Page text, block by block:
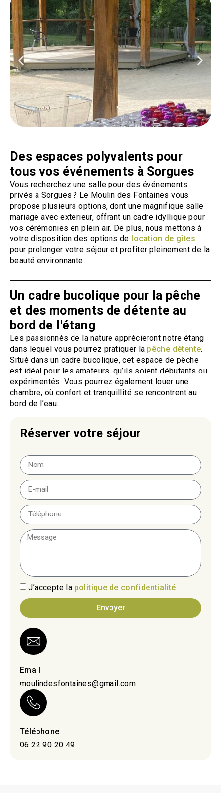
Des espaces polyvalents pour
tous vos événements à Sorgues
Vous recherchez une salle pour des événements
privés à Sorgues ? Le Moulin des Fontaines vous
propose plusieurs options, dont une magnifique salle
mariage avec extérieur, offrant un cadre idyllique pour
vos cérémonies en plein air. De plus, nous mettons à
votre disposition des options de location de gîtes
pour prolonger votre séjour et profiter pleinement de la
beauté environnante.
Un cadre bucolique pour la pêche
et des moments de détente au
bord de l'étang
Les passionnés de la nature apprécieront notre étang
dans lequel vous pourrez pratiquer la pêche détente.
Situé dans un cadre bucolique, cet espace de pêche
est idéal pour les amateurs, qu’ils soient débutants ou
expérimentés. Vous pourrez également louer une
chambre, où confort et tranquillité se rencontrent au
bord de l’eau.
Réserver votre séjour
J’accepte la politique de confidentialité
Envoyer
Email
moulindesfontaines@gmail.com
Téléphone
06 22 90 20 49